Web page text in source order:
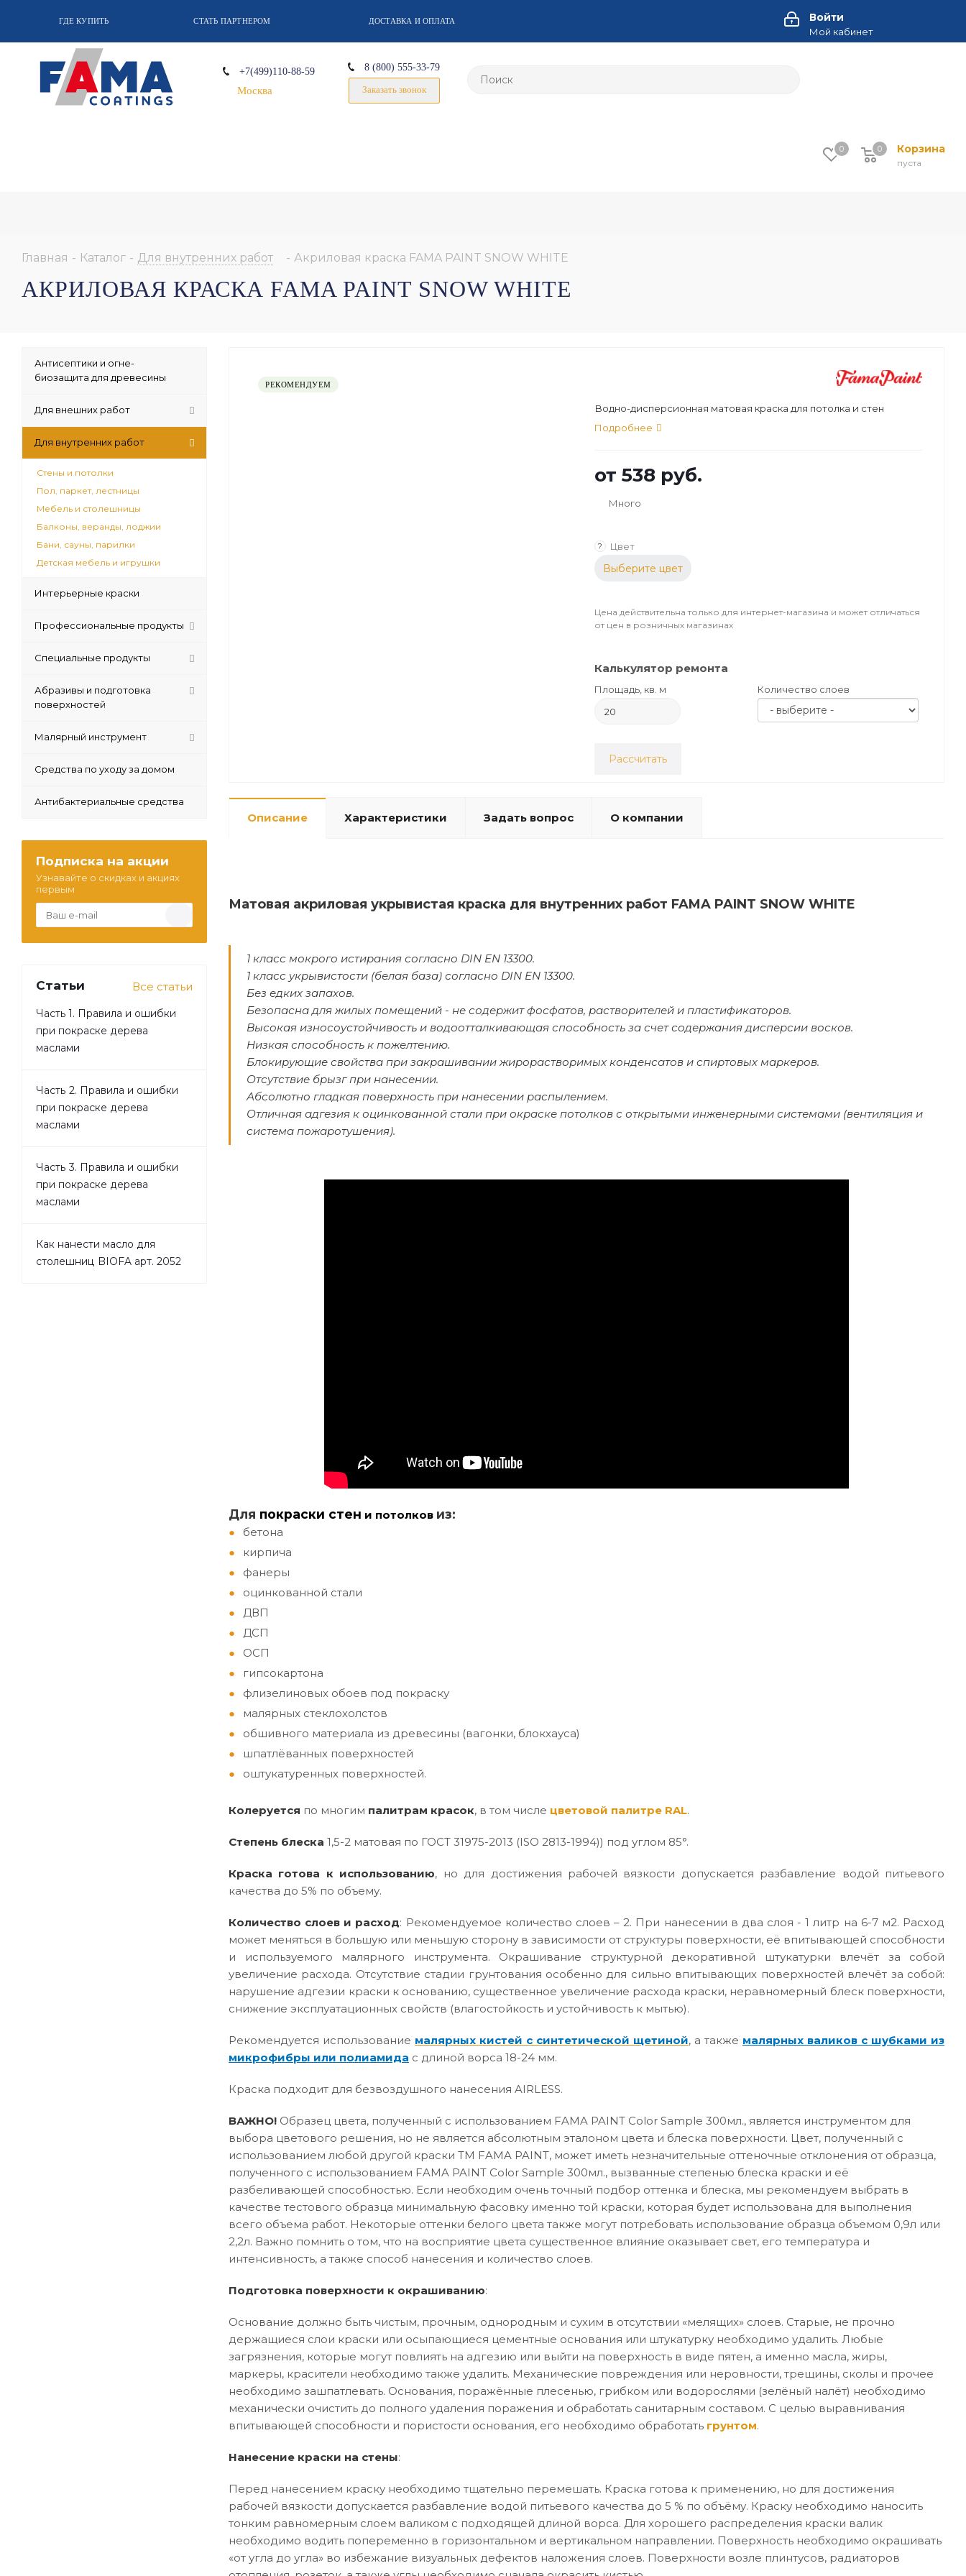
ГДЕ КУПИТЬ СТАТЬ ПАРТНЕРОМ ДОСТАВКА И ОПЛАТА Войти
Мой кабинет
+7(499)110-88-59
Москва
8 (800) 555-33-79
Заказать звонок
0 Корзина
пуста
0
Главная - Каталог - Для внутренних работ - Акриловая краска FAMA PAINT SNOW WHITE
АКРИЛОВАЯ КРАСКА FAMA PAINT SNOW WHITE
РЕКОМЕНДУЕМ
Водно-дисперсионная матовая краска для потолка и стен
Подробнее
от 538 руб.
Много
? Цвет
Выберите цвет
Цена действительна только для интернет-магазина и может отличаться
от цен в розничных магазинах
Калькулятор ремонта
Площадь, кв. м Количество слоев
Рассчитать
Описание Характеристики Задать вопрос О компании
Матовая акриловая укрывистая краска для внутренних работ FAMA PAINT SNOW WHITE
1 класс мокрого истирания согласно DIN EN 13300.
1 класс укрывистости (белая база) согласно DIN EN 13300.
Без едких запахов.
Безопасна для жилых помещений - не содержит фосфатов, растворителей и пластификаторов.
Высокая износоустойчивость и водоотталкивающая способность за счет содержания дисперсии восков.
Низкая способность к пожелтению.
Блокирующие свойства при закрашивании жирорастворимых конденсатов и спиртовых маркеров.
Отсутствие брызг при нанесении.
Абсолютно гладкая поверхность при нанесении распылением.
Отличная адгезия к оцинкованной стали при окраске потолков с открытыми инженерными системами (вентиляция и
система пожаротушения).
Для покраски стен и потолков из:
бетона
кирпича
фанеры
оцинкованной стали
ДВП
ДСП
ОСП
гипсокартона
флизелиновых обоев под покраску
малярных стеклохолстов
обшивного материала из древесины (вагонки, блокхауса)
шпатлёванных поверхностей
оштукатуренных поверхностей.
Колеруется по многим палитрам красок, в том числе цветовой палитре RAL.
Степень блеска 1,5-2 матовая по ГОСТ 31975-2013 (ISO 2813-1994)) под углом 85°.
Краска готова к использованию, но для достижения рабочей вязкости допускается разбавление водой питьевого
качества до 5% по объему.
Количество слоев и расход: Рекомендуемое количество слоев – 2. При нанесении в два слоя - 1 литр на 6-7 м2. Расход
может меняться в большую или меньшую сторону в зависимости от структуры поверхности, её впитывающей способности
и используемого малярного инструмента. Окрашивание структурной декоративной штукатурки влечёт за собой
увеличение расхода. Отсутствие стадии грунтования особенно для сильно впитывающих поверхностей влечёт за собой:
нарушение адгезии краски к основанию, существенное увеличение расхода краски, неравномерный блеск поверхности,
снижение эксплуатационных свойств (влагостойкость и устойчивость к мытью).
Рекомендуется использование малярных кистей с синтетической щетиной, а также малярных валиков с шубками из
микрофибры или полиамида с длиной ворса 18-24 мм.
Краска подходит для безвоздушного нанесения AIRLESS.
ВАЖНО! Образец цвета, полученный с использованием FAMA PAINT Color Sample 300мл., является инструментом для
выбора цветового решения, но не является абсолютным эталоном цвета и блеска поверхности. Цвет, полученный с
использованием любой другой краски ТМ FAMA PAINT, может иметь незначительные оттеночные отклонения от образца,
полученного с использованием FAMA PAINT Color Sample 300мл., вызванные степенью блеска краски и её
разбеливающей способностью. Если необходим очень точный подбор оттенка и блеска, мы рекомендуем выбрать в
качестве тестового образца минимальную фасовку именно той краски, которая будет использована для выполнения
всего объема работ. Некоторые оттенки белого цвета также могут потребовать использование образца объемом 0,9л или
2,2л. Важно помнить о том, что на восприятие цвета существенное влияние оказывает свет, его температура и
интенсивность, а также способ нанесения и количество слоев.
Подготовка поверхности к окрашиванию:
Основание должно быть чистым, прочным, однородным и сухим в отсутствии «мелящих» слоев. Старые, не прочно
держащиеся слои краски или осыпающиеся цементные основания или штукатурку необходимо удалить. Любые
загрязнения, которые могут повлиять на адгезию или выйти на поверхность в виде пятен, а именно масла, жиры,
маркеры, красители необходимо также удалить. Механические повреждения или неровности, трещины, сколы и прочее
необходимо зашпатлевать. Основания, поражённые плесенью, грибком или водорослями (зелёный налёт) необходимо
механически очистить до полного удаления поражения и обработать санитарным составом. С целью выравнивания
впитывающей способности и пористости основания, его необходимо обработать грунтом.
Нанесение краски на стены:
Перед нанесением краску необходимо тщательно перемешать. Краска готова к применению, но для достижения
рабочей вязкости допускается разбавление водой питьевого качества до 5 % по объёму. Краску необходимо наносить
тонким равномерным слоем валиком с подходящей длиной ворса. Для хорошего распределения краски валик
необходимо водить попеременно в горизонтальном и вертикальном направлении. Поверхность необходимо окрашивать
«от угла до угла» во избежание визуальных дефектов наложения слоев. Поверхности возле плинтусов, радиаторов
Антисептики и огне-
биозащита для древесины
Для внешних работ
Для внутренних работ
Стены и потолки
Пол, паркет, лестницы
Мебель и столешницы
Балконы, веранды, лоджии
Бани, сауны, парилки
Детская мебель и игрушки
Интерьерные краски
Профессиональные продукты
Специальные продукты
Абразивы и подготовка
поверхностей
Малярный инструмент
Средства по уходу за домом
Антибактериальные средства
Подписка на акции
Узнавайте о скидках и акциях
первым
Статьи Все статьи
Часть 1. Правила и ошибки
при покраске дерева
маслами
Часть 2. Правила и ошибки
при покраске дерева
маслами
Часть 3. Правила и ошибки
при покраске дерева
маслами
Как нанести масло для
столешниц BIOFA арт. 2052